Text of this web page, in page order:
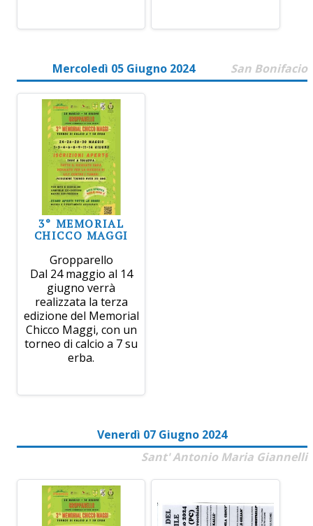
Mercoledì 05 Giugno 2024 San Bonifacio
3° MEMORIAL
CHICCO MAGGI
Gropparello
Dal 24 maggio al 14
giugno verrà
realizzata la terza
edizione del Memorial
Chicco Maggi, con un
torneo di calcio a 7 su
erba.
Venerdì 07 Giugno 2024
Sant' Antonio Maria Giannelli